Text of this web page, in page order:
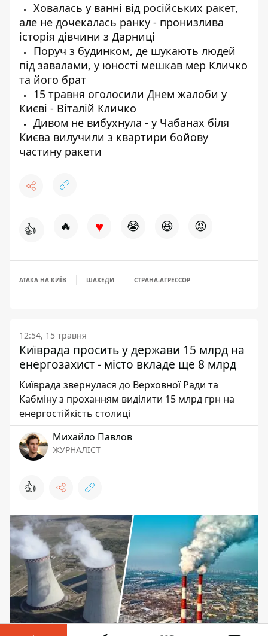
Ховалась у ванні від російських ракет,
але не дочекалась ранку - пронизлива
історія дівчини з Дарниці
Поруч з будинком, де шукають людей
під завалами, у юності мешкав мер Кличко
та його брат
15 травня оголосили Днем жалоби у
Києві - Віталій Кличко
Дивом не вибухнула - у Чабанах біля
Києва вилучили з квартири бойову
частину ракети
👍 🔥 ♥ 😭 😆 😡
АТАКА НА КИЇВ ШАХЕДИ СТРАНА-АГРЕССОР
12:54, 15 травня
Київрада просить у держави 15 млрд на
енергозахист - місто вкладе ще 8 млрд
Київрада звернулася до Верховної Ради та
Кабміну з проханням виділити 15 млрд грн на
енергостійкість столиці
Михайло Павлов
ЖУРНАЛІСТ
👍